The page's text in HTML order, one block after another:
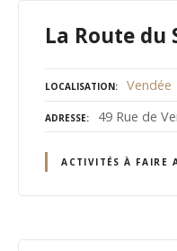
La Route du
LOCALISATION Vendée
ADRESSE 49 Rue de
ACTIVITÉS À FAIRE